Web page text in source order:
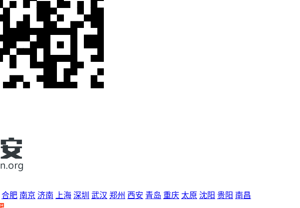
合肥 南京 济南 上海 深圳 武汉 郑州 西安 青岛 重庆 太原 沈阳 贵阳 南昌